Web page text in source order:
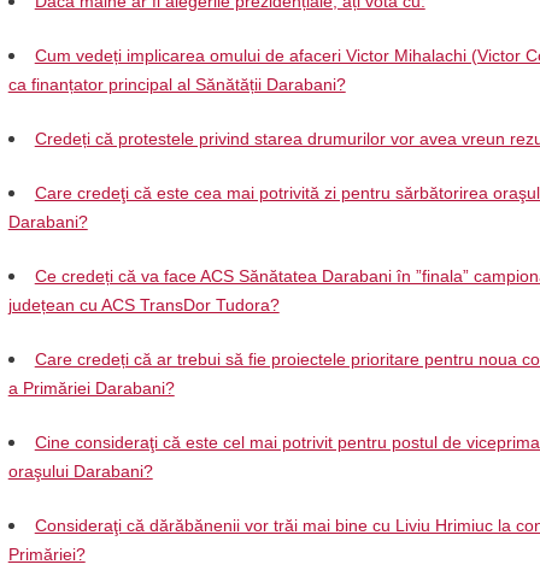
Cum vedeți implicarea omului de afaceri Victor Mihalachi (Victor
ca finanțator principal al Sănătății Darabani?
Credeți că protestele privind starea drumurilor vor avea vreun
Care credeţi că este cea mai potrivită zi pentru sărbătorirea
Darabani?
Ce credeți că va face ACS Sănătatea Darabani în ”finala”
județean cu ACS TransDor Tudora?
Care credeți că ar trebui să fie proiectele prioritare pentru noua
a Primăriei Darabani?
Cine consideraţi că este cel mai potrivit pentru postul de
oraşului Darabani?
Consideraţi că dărăbănenii vor trăi mai bine cu Liviu Hrimiuc la
Primăriei?